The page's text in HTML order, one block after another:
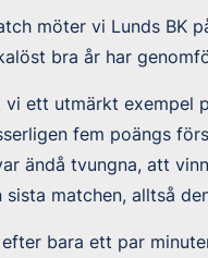
möter vi Lunds BK
bra år har
vi ett utmärkt exempel
fem poängs
ändå tvungna, att
matchen, alltså
bara ett par